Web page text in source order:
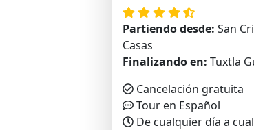
Partiendo desde: San
Casas
Finalizando en: Tuxtla
Cancelación gratuita
Tour en Español
De cualquier día a